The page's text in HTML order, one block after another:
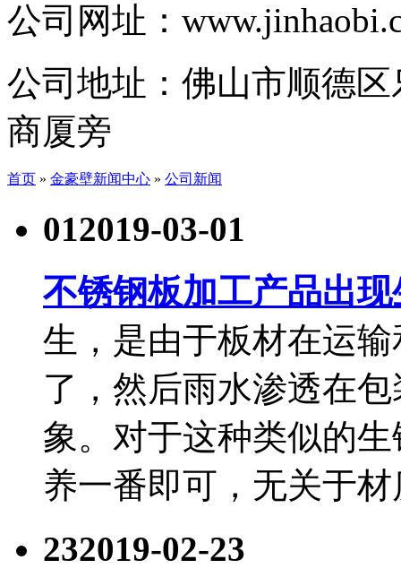
公司网址：
公司地址： 佛山市顺德
商厦旁
首页 » 金豪壁新闻中心 » 公司新闻
012019-03-01
不锈钢板加工产品出
生，是由于板材在运
了，然后雨水渗透在
象。对于这种类似的
养一番即可，无关于
232019-02-23